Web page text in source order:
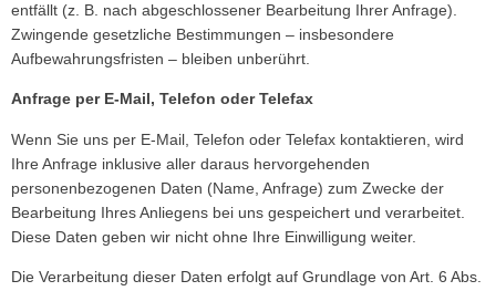
entfällt (z. B. nach abgeschlossener Bearbeitung Ihrer Anfrage).
Zwingende gesetzliche Bestimmungen – insbesondere
Aufbewahrungsfristen – bleiben unberührt.
Anfrage per E-Mail, Telefon oder Telefax
Wenn Sie uns per E-Mail, Telefon oder Telefax kontaktieren, wird
Ihre Anfrage inklusive aller daraus hervorgehenden
personenbezogenen Daten (Name, Anfrage) zum Zwecke der
Bearbeitung Ihres Anliegens bei uns gespeichert und verarbeitet.
Diese Daten geben wir nicht ohne Ihre Einwilligung weiter.
Die Verarbeitung dieser Daten erfolgt auf Grundlage von Art. 6 Abs.